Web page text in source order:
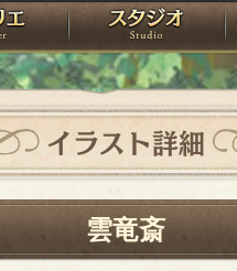
アトリエ
イラスト詳細
雲竜斎